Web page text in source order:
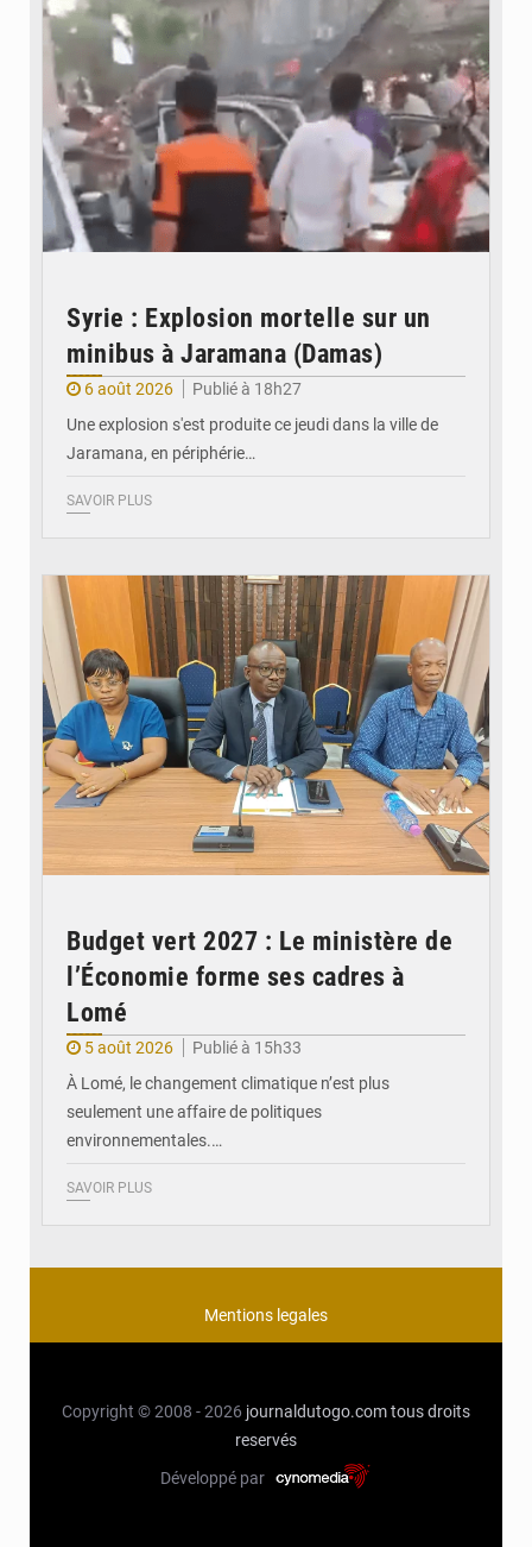
Syrie : Explosion mortelle sur un
minibus à Jaramana (Damas)
6 août 2026
Publié à 18h27
Une explosion s'est produite ce jeudi dans la ville de
Jaramana, en périphérie…
SAVOIR PLUS
Budget vert 2027 : Le ministère de
l’Économie forme ses cadres à
Lomé
5 août 2026
Publié à 15h33
À Lomé, le changement climatique n’est plus
seulement une affaire de politiques
environnementales.…
SAVOIR PLUS
Mentions legales
Copyright © 2008 - 2026 journaldutogo.comtous droits
reservés
Développé par